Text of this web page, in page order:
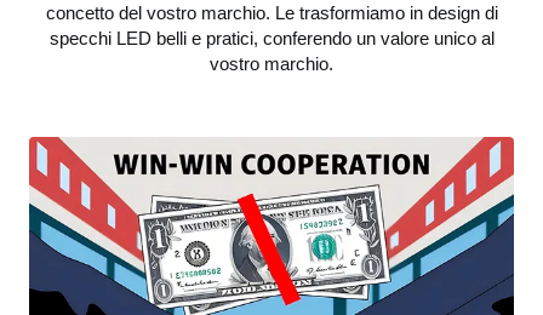
concetto del vostro marchio. Le trasformiamo in design di
specchi LED belli e pratici, conferendo un valore unico al
vostro marchio.